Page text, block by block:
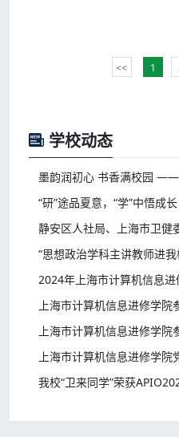
<< 1
学校动态
2024年上海市计算机信息进
我校“卫来同学”荣获